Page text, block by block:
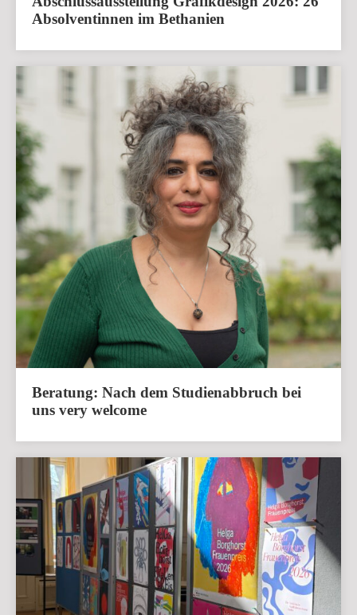
Absolventinnen im Bethanien
Beratung: Nach dem Studienabbruch bei
uns very welcome